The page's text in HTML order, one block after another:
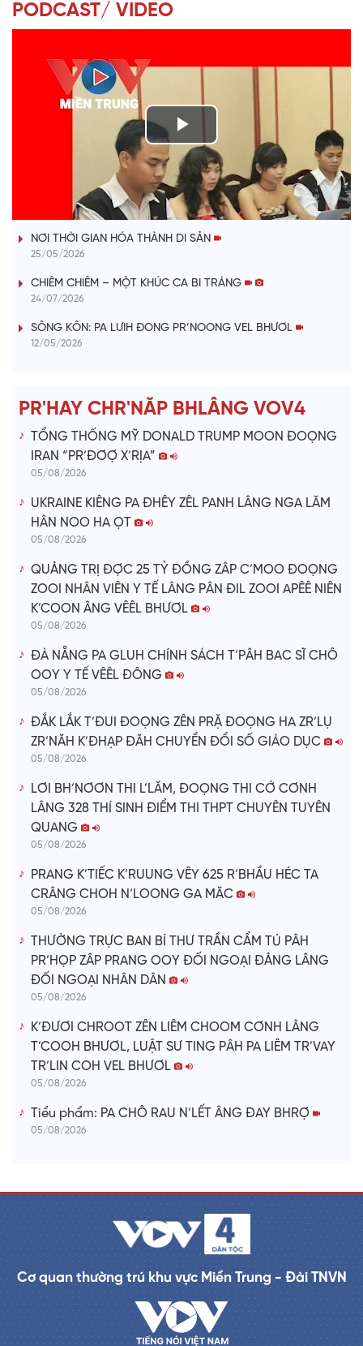
PODCAST/ VIDEO
P
l
a
V
i
e
o
VÀI PHÚT DÀNH CHO QUẢNG BÁ
NƠI THỜI GIAN HÓA THÀNH DI SẢN
25/05/2026
CHIÊM CHIÊM – MỘT KHÚC CA BI TRÁNG
24/07/2026
SÔNG KÔN: PA LƯIH ĐONG PR’NOONG VEL BHƯƠL
12/05/2026
PR'HAY CHR'NĂP BHLÂNG VOV4
TỔNG THỐNG MỸ DONALD TRUMP MOON ĐOỌNG
IRAN “PR’ĐƠỢ X’RỊA”
05/08/2026
UKRAINE KIÊNG PA ĐHÊY ZÊL PANH LÂNG NGA LĂM
HÂN NOO HA ỌT
05/08/2026
QUẢNG TRỊ ĐỢC 25 TỶ ĐỒNG ZÂP C’MOO ĐOỌNG
ZOOI NHÂN VIÊN Y TẾ LÂNG PÂN ĐIL ZOOI APÊÊ NIÊN
K’COON ÂNG VÊÊL BHƯƠL
05/08/2026
ĐÀ NẴNG PA GLUH CHÍNH SÁCH T’PÂH BAC SĨ CHÔ
OOY Y TẾ VÊÊL ĐÔNG
05/08/2026
ĐẮK LẮK T’ĐUI ĐOỌNG ZÊN PRẶ ĐOỌNG HA ZR’LỤ
ZR’NĂH K’ĐHẠP ĐĂH CHUYỂN ĐỔI SỐ GIÁO DỤC
05/08/2026
LƠI BH’NƠƠN THI L’LĂM, ĐOỌNG THI CỚ CƠNH
LÂNG 328 THÍ SINH ĐIỂM THI THPT CHUYÊN TUYÊN
QUANG
05/08/2026
PRANG K’TIẾC K’RUUNG VÊY 625 R’BHẦU HÉC TA
CRÂNG CHOH N’LOONG GA MĂC
05/08/2026
THƯỜNG TRỰC BAN BÍ THƯ TRẦN CẨM TÚ PÂH
PR’HỌP ZÂP PRANG OOY ĐỐI NGOẠI ĐẢNG LÂNG
ĐỐI NGOẠI NHÂN DÂN
05/08/2026
K’ĐƯƠI CHROOT ZÊN LIÊM CHOOM CƠNH LÂNG
T’COOH BHƯƠL, LUẬT SƯ TING PÂH PA LIÊM TR’VAY
TR’LIN COH VEL BHƯƠL
05/08/2026
Tiểu phẩm: PA CHÔ RAU N’LẾT ÂNG ĐAY BHRỢ
05/08/2026
Cơ quan thường trú khu vực Miền Trung - Đài TNVN